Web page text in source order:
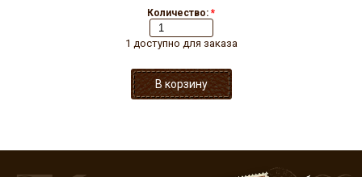
Количество: *
1 доступно для заказа